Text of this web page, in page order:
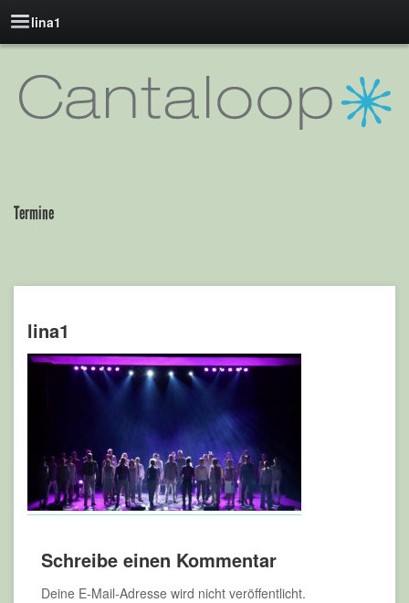
lina1
Termine
lina1
Schreibe einen Kommentar
Deine E-Mail-Adresse wird nicht veröffentlicht.